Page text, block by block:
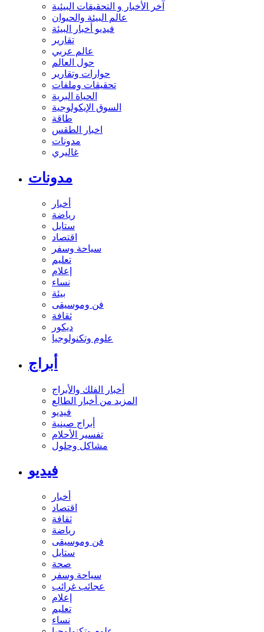
آخر الأخبار و التحقيقات البيئية
عالم البيئة والحيوان
فيديو أخبار البيئة
تقارير
عالم عربي
حول العالم
حوارات وتقارير
تحقيقات وملفات
الحياة البرية
السوق الإيكولوجية
طاقة
اخبار الطقس
مدونات
غاليري
مدونات
أخبار
رياضة
ستايل
اقتصاد
سياحة وسفر
تعليم
إعلام
نساء
بيئة
فن وموسيقى
ثقافة
ديكور
علوم وتكنولوجيا
أبراج
أخبار الفلك والأبراج
المزيد من أخبار الطالع
فيديو
أبراج صينية
تفسير الأحلام
مشاكل وحلول
فيديو
أخبار
اقتصاد
ثقافة
رياضة
فن وموسيقى
ستايل
صحة
سياحة وسفر
عجائب غرائب
إعلام
تعليم
نساء